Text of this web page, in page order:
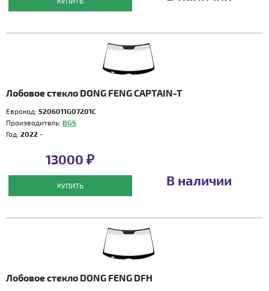
Лобовое стекло DONG FENG CAPTAIN-T
Еврокод: 5206011G07201C
Производитель: BGS
Год: 2022 -
13000 ₽
КУПИТЬ В наличии
Лобовое стекло DONG FENG DFH